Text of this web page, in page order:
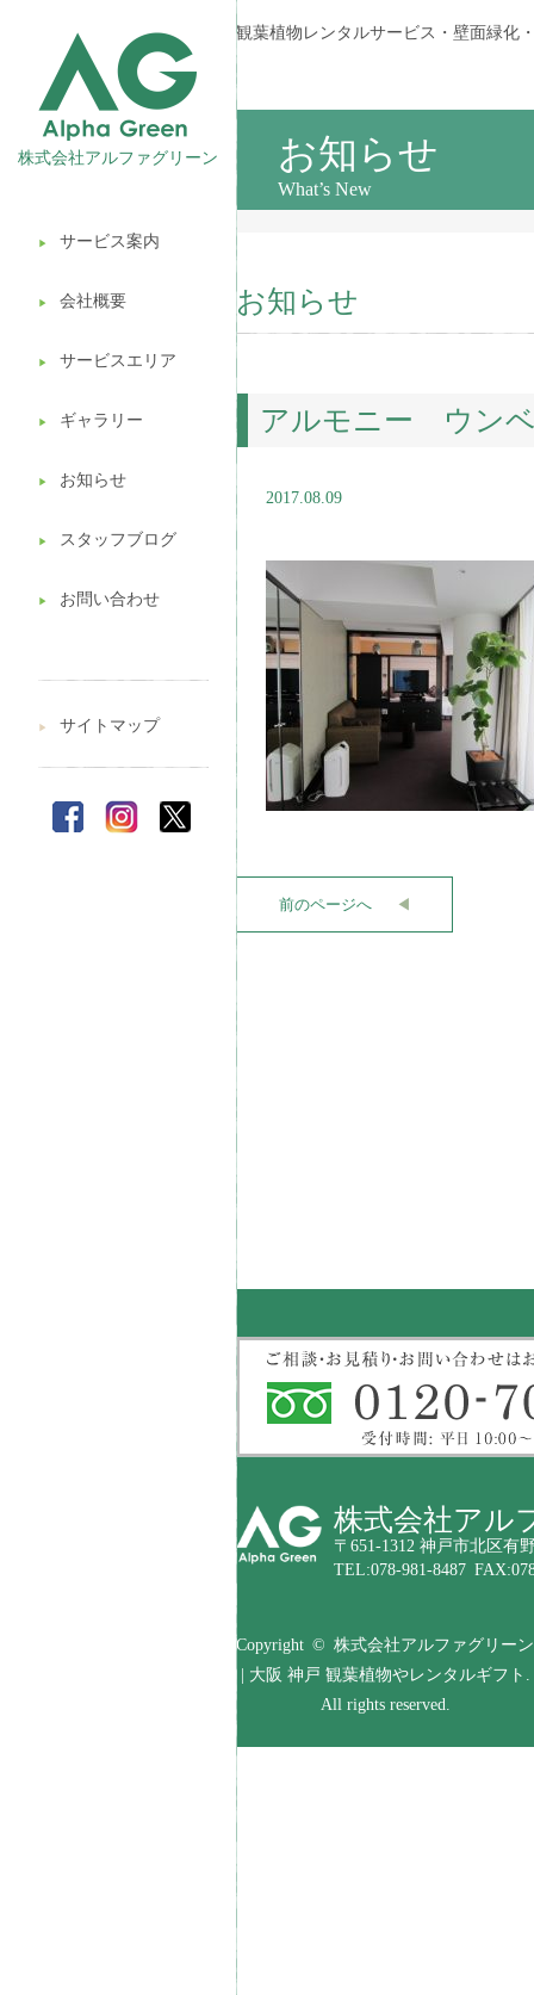
株式会社アルファグリーン
▶︎ サービス案内
▶︎ 会社概要
▶︎ サービスエリア
▶︎ ギャラリー
▶︎ お知らせ
▶︎ スタッフブログ
▶︎ お問い合わせ
観葉植物レンタル
壁面緑化
ギフト販売
造園ガーデニング
植木処分
▶︎ サイトマップ
観葉植物レンタルサービス・壁面緑化
お知らせ
What’s New
お知らせ
アルモニー ウン
2017.08.09
前のページへ ◀︎
株式会社アル
〒651-1312 神戸市北区有
TEL:078-981-8487
Copyright © 株式会社アルファグリーン
| 大阪 神戸 観葉植物やレンタルギフト.
All rights reserved.